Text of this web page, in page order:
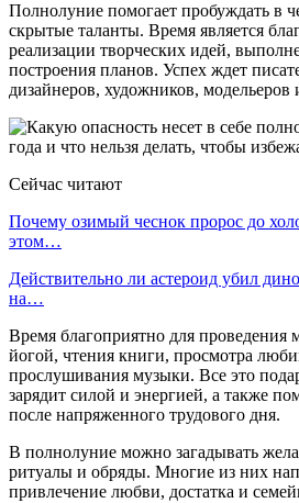
Полнолуние помогает пробуждать в
скрытые таланты. Время является
реализации творческих идей,
построения планов. Успех ждет
дизайнеров, художников, модельеров
Сейчас читают
Почему озимый чеснок пророс до
этом…
Действительно ли астероид убил
на…
Время благоприятно для проведения
йогой, чтения книги, просмотра
прослушивания музыки. Все это
зарядит силой и энергией, а также
после напряженного трудового дня.
В полнолуние можно загадывать
ритуалы и обряды. Многие из них
привлечение любви, достатка и